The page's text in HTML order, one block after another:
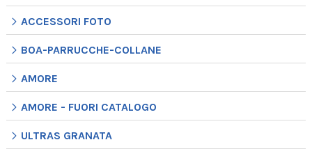
ACCESSORI FOTO
BOA-PARRUCCHE-COLLANE
AMORE
AMORE - FUORI CATALOGO
ULTRAS GRANATA